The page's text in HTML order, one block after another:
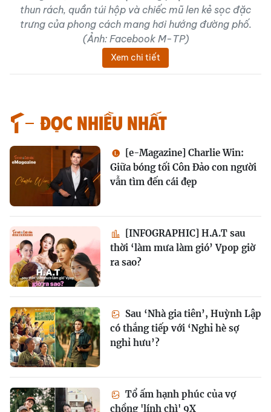
thun rách, quần túi hộp và chiếc mũ len kẻ sọc đặc
trưng của phong cách mang hơi hướng đường phố.
(Ảnh: Facebook M-TP)
Xem chi tiết
Đọc nhiều nhất
[e-Magazine] Charlie Win:
Giữa bóng tối Côn Đảo con người
vẫn tìm đến cái đẹp
[INFOGRAPHIC] H.A.T sau
thời ‘làm mưa làm gió’ Vpop giờ
ra sao?
Sau ‘Nhà gia tiên’, Huỳnh Lập
có thắng tiếp với ‘Nghỉ hè sợ
nghỉ hưu’?
Tổ ấm hạnh phúc của vợ
chồng 'lính chì' 9X